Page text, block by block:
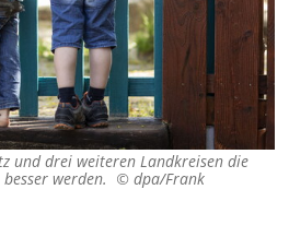
und drei weiteren Landkreisen die
besser werden. © dpa/Frank